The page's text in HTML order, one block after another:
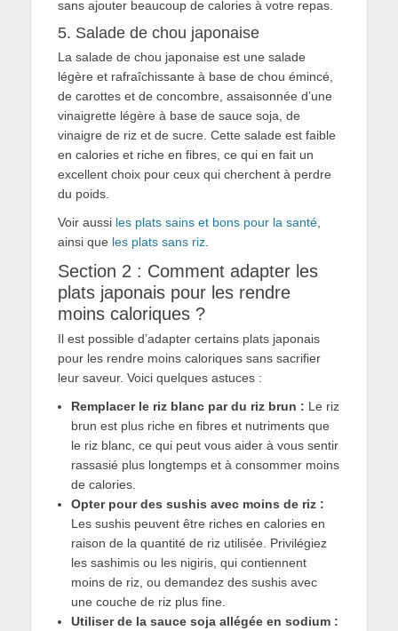
sans ajouter beaucoup de calories à votre repas.
5. Salade de chou japonaise
La salade de chou japonaise est une salade
légère et rafraîchissante à base de chou émincé,
de carottes et de concombre, assaisonnée d’une
vinaigrette légère à base de sauce soja, de
vinaigre de riz et de sucre. Cette salade est faible
en calories et riche en fibres, ce qui en fait un
excellent choix pour ceux qui cherchent à perdre
du poids.
Voir aussi les plats sains et bons pour la santé
ainsi que les plats sans riz
Section 2 : Comment adapter les
plats japonais pour les rendre
moins caloriques ?
Il est possible d’adapter certains plats japonais
pour les rendre moins caloriques sans sacrifier
leur saveur. Voici quelques astuces :
Remplacer le riz blanc par du riz brun : Le riz
brun est plus riche en fibres et nutriments que
le riz blanc, ce qui peut vous aider à vous sentir
rassasié plus longtemps et à consommer moins
de calories.
Opter pour des sushis avec moins de riz :
Les sushis peuvent être riches en calories en
raison de la quantité de riz utilisée. Privilégiez
les sashimis ou les nigiris, qui contiennent
moins de riz, ou demandez des sushis avec
une couche de riz plus fine.
Utiliser de la sauce soja allégée en sodium :